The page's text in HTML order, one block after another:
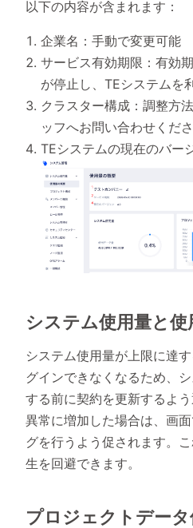
以下の内容が含まれます：
企業名：手動で変更可能
サービス有効期限：有効
が停止し、TEシステムを
クラスター構成：調整方
ッフへお問い合わせくだ
TEシステムの現在のバー
システム使用量と使
システム使用量が上限に達
グインできなくなるため、
する前に契約を更新するよ
異常に増加した場合は、画
グを行うよう促されます。
生を回避できます。
プロジェクトデー